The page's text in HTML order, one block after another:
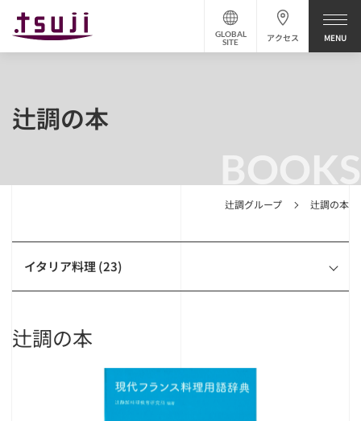
アクセス
GLOBAL
SITE
BOOKS
辻調グループ 辻調の本
辻調の本
イタリア料理 (23)
辻調の本